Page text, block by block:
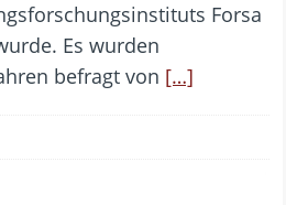
Forsa
Es wurden
befragt von […]